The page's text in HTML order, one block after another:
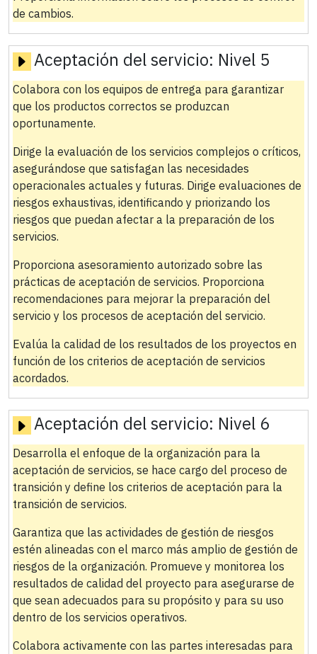
de cambios.
Aceptación del servicio: Nivel 5
Colabora con los equipos de entrega para garantizar
que los productos correctos se produzcan
oportunamente.
Dirige la evaluación de los servicios complejos o críticos,
asegurándose que satisfagan las necesidades
operacionales actuales y futuras. Dirige evaluaciones de
riesgos exhaustivas, identificando y priorizando los
riesgos que puedan afectar a la preparación de los
servicios.
Proporciona asesoramiento autorizado sobre las
prácticas de aceptación de servicios. Proporciona
recomendaciones para mejorar la preparación del
servicio y los procesos de aceptación del servicio.
Evalúa la calidad de los resultados de los proyectos en
función de los criterios de aceptación de servicios
acordados.
Aceptación del servicio: Nivel 6
Desarrolla el enfoque de la organización para la
aceptación de servicios, se hace cargo del proceso de
transición y define los criterios de aceptación para la
transición de servicios.
Garantiza que las actividades de gestión de riesgos
estén alineadas con el marco más amplio de gestión de
riesgos de la organización. Promueve y monitorea los
resultados de calidad del proyecto para asegurarse de
que sean adecuados para su propósito y para su uso
dentro de los servicios operativos.
Colabora activamente con las partes interesadas para